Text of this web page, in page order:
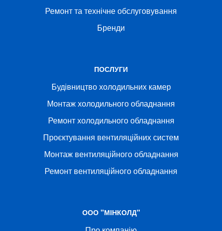
Ремонт та технічне обслуговування
Бренди
ПОСЛУГИ
Будівництво холодильних камер
Монтаж холодильного обладнання
Ремонт холодильного обладнання
Проєктування вентиляційних систем
Монтаж вентиляційного обладнання
Ремонт вентиляційного обладнання
ООО "МІНКОЛД"